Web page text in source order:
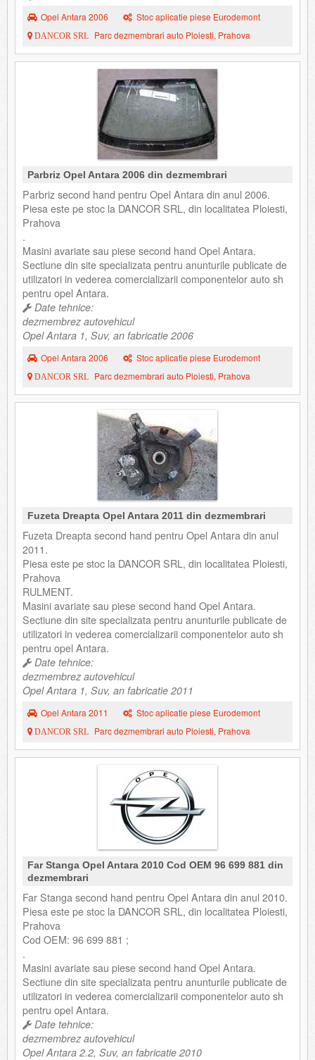
Opel Antara 2006 Stoc aplicatie piese Eurodemont
DANCOR SRL Parc dezmembrari auto Ploiesti, Prahova
Parbriz Opel Antara 2006 din dezmembrari
Parbriz second hand pentru Opel Antara din anul 2006.
Piesa este pe stoc la DANCOR SRL, din localitatea Ploiesti,
Prahova
.
Masini avariate sau piese second hand Opel Antara.
Sectiune din site specializata pentru anunturile publicate de
utilizatori in vederea comercializarii componentelor auto sh
pentru opel Antara.
Date tehnice:
dezmembrez autovehicul
Opel Antara 1, Suv, an fabricatie 2006
Opel Antara 2006 Stoc aplicatie piese Eurodemont
DANCOR SRL Parc dezmembrari auto Ploiesti, Prahova
Fuzeta Dreapta Opel Antara 2011 din dezmembrari
Fuzeta Dreapta second hand pentru Opel Antara din anul
2011.
Piesa este pe stoc la DANCOR SRL, din localitatea Ploiesti,
Prahova
RULMENT.
Masini avariate sau piese second hand Opel Antara.
Sectiune din site specializata pentru anunturile publicate de
utilizatori in vederea comercializarii componentelor auto sh
pentru opel Antara.
Date tehnice:
dezmembrez autovehicul
Opel Antara 1, Suv, an fabricatie 2011
Opel Antara 2011 Stoc aplicatie piese Eurodemont
DANCOR SRL Parc dezmembrari auto Ploiesti, Prahova
Far Stanga Opel Antara 2010 Cod OEM 96 699 881 din
dezmembrari
Far Stanga second hand pentru Opel Antara din anul 2010.
Piesa este pe stoc la DANCOR SRL, din localitatea Ploiesti,
Prahova
Cod OEM: 96 699 881 ;
.
Masini avariate sau piese second hand Opel Antara.
Sectiune din site specializata pentru anunturile publicate de
utilizatori in vederea comercializarii componentelor auto sh
pentru opel Antara.
Date tehnice:
dezmembrez autovehicul
Opel Antara 2.2, Suv, an fabricatie 2010